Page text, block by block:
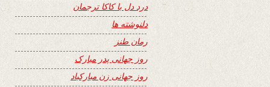
درد دل با کاکا ترجمان
دلنوشته ها
رمان طنز
روز جهانی پدر مبارک
روز جهانی زن مبارکباد